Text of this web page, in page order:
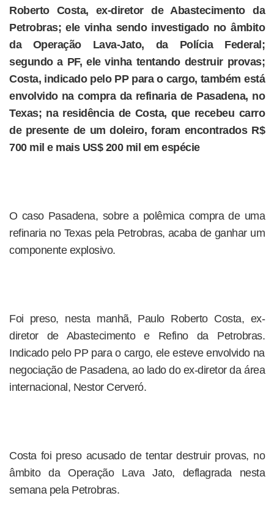
Roberto Costa, ex-diretor de Abastecimento da
Petrobras; ele vinha sendo investigado no âmbito
da Operação Lava-Jato, da Polícia Federal;
segundo a PF, ele vinha tentando destruir provas;
Costa, indicado pelo PP para o cargo, também está
envolvido na compra da refinaria de Pasadena, no
Texas; na residência de Costa, que recebeu carro
de presente de um doleiro, foram encontrados R$
700 mil e mais US$ 200 mil em espécie
O caso Pasadena, sobre a polêmica compra de uma
refinaria no Texas pela Petrobras, acaba de ganhar um
componente explosivo.
Foi preso, nesta manhã, Paulo Roberto Costa, ex-
diretor de Abastecimento e Refino da Petrobras.
Indicado pelo PP para o cargo, ele esteve envolvido na
negociação de Pasadena, ao lado do ex-diretor da área
internacional, Nestor Cerveró.
Costa foi preso acusado de tentar destruir provas, no
âmbito da Operação Lava Jato, deflagrada nesta
semana pela Petrobras.